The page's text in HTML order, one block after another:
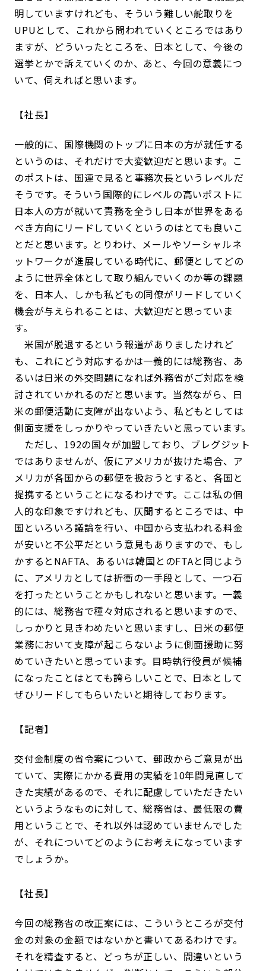
明していますけれども、そういう難しい舵取りを
UPUとして、これから問われていくところではあり
ますが、どういったところを、日本として、今後の
選挙とかで訴えていくのか、あと、今回の意義につ
いて、伺えればと思います。
社長
一般的に、国際機関のトップに日本の方が就任する
というのは、それだけで大変歓迎だと思います。こ
のポストは、国連で見ると事務次長というレベルだ
そうです。そういう国際的にレベルの高いポストに
日本人の方が就いて責務を全うし日本が世界をある
べき方向にリードしていくというのはとても良いこ
とだと思います。とりわけ、メールやソーシャルネ
ットワークが進展している時代に、郵便としてどの
ように世界全体として取り組んでいくのか等の課題
を、日本人、しかも私どもの同僚がリードしていく
機会が与えられることは、大歓迎だと思っていま
す。
米国が脱退するという報道がありましたけれど
も、これにどう対応するかは一義的には総務省、あ
るいは日米の外交問題になれば外務省がご対応を検
討されていかれるのだと思います。当然ながら、日
米の郵便活動に支障が出ないよう、私どもとしては
側面支援をしっかりやっていきたいと思っています。
ただし、192の国々が加盟しており、ブレグジット
ではありませんが、仮にアメリカが抜けた場合、ア
メリカが各国からの郵便を扱おうとすると、各国と
提携するということになるわけです。ここは私の個
人的な印象ですけれども、仄聞するところでは、中
国といろいろ議論を行い、中国から支払われる料金
が安いと不公平だという意見もありますので、もし
かするとNAFTA、あるいは韓国とのFTAと同じよう
に、アメリカとしては折衝の一手段として、一つ石
を打ったということかもしれないと思います。一義
的には、総務省で種々対応されると思いますので、
しっかりと見きわめたいと思いますし、日米の郵便
業務において支障が起こらないように側面援助に努
めていきたいと思っています。目時執行役員が候補
になったことはとても誇らしいことで、日本として
ぜひリードしてもらいたいと期待しております。
記者
交付金制度の省令案について、郵政からご意見が出
ていて、実際にかかる費用の実績を10年間見直して
きた実績があるので、それに配慮していただきたい
というようなものに対して、総務省は、最低限の費
用ということで、それ以外は認めていませんでした
が、それについてどのようにお考えになっています
でしょうか。
社長
今回の総務省の改正案には、こういうところが交付
金の対象の金額ではないかと書いてあるわけです。
それを精査すると、どっちが正しい、間違いという